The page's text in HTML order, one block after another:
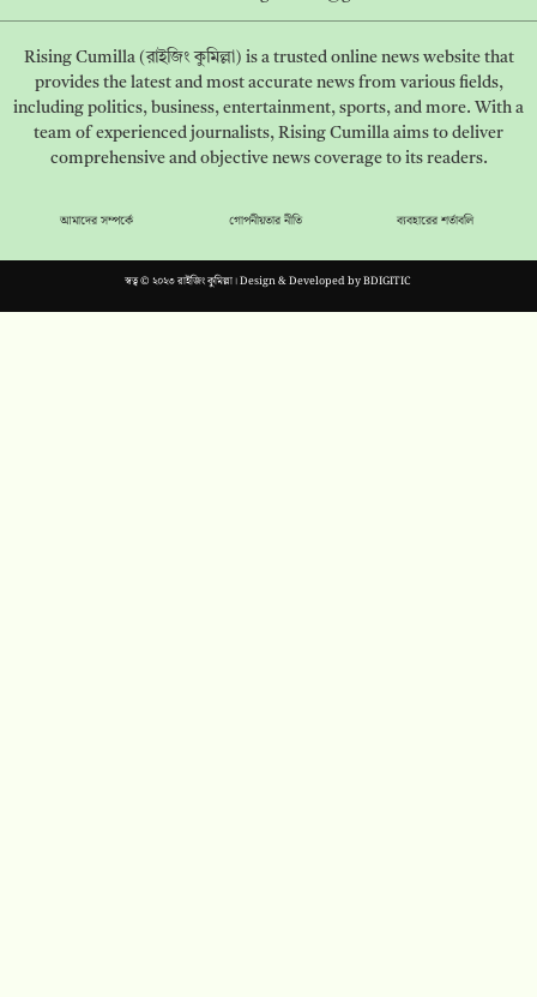
Rising Cumilla (রাইজিং কুমিল্লা) is a trusted online news website that
provides the latest and most accurate news from various fields,
including politics, business, entertainment, sports, and more. With a
team of experienced journalists, Rising Cumilla aims to deliver
comprehensive and objective news coverage to its readers.
আমাদের সম্পর্কে গোপনীয়তার নীতি ব্যবহারের শর্তাবলি
স্বত্ব © ২০২৩ রাইজিং কুমিল্লা। Design & Developed byBDIGITIC